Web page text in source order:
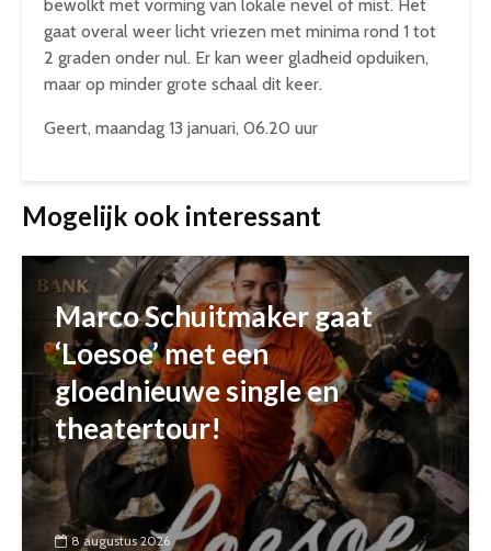
bewolkt met vorming van lokale nevel of mist. Het
gaat overal weer licht vriezen met minima rond 1 tot
2 graden onder nul. Er kan weer gladheid opduiken,
maar op minder grote schaal dit keer.
Geert, maandag 13 januari, 06.20 uur
Mogelijk ook interessant
Marco Schuitmaker gaat
‘Loesoe’ met een
gloednieuwe single en
theatertour!
8 augustus 2026